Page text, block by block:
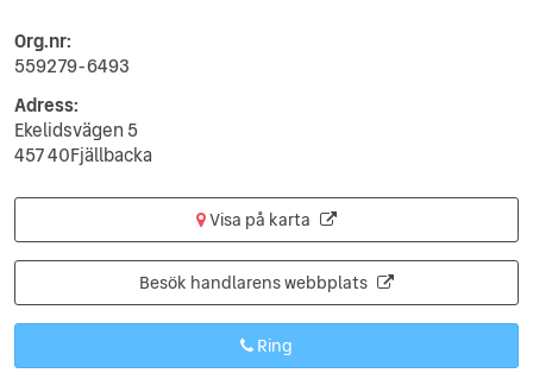
Org.nr:
559279-6493
Adress:
Ekelidsvägen 5
457 40Fjällbacka
Visa på karta
Besök handlarens webbplats
Ring